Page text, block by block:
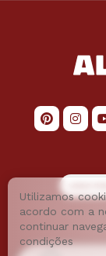
Utilizamos
acordo com a
continuar
condições